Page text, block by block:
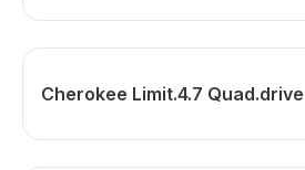
Cherokee Limit.4.7